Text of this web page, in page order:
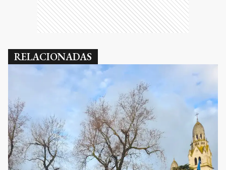
RELACIONADAS